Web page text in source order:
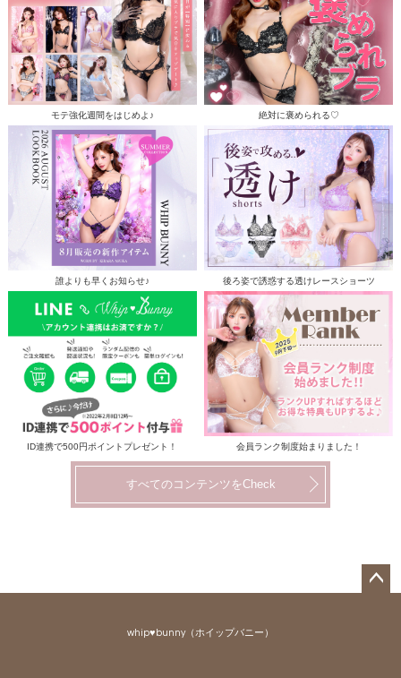
モテ強化週間をはじめよ♪ 絶対に褒められる♡
誰よりも早くお知らせ♪ 後ろ姿で誘惑する透けレースショーツ
ID連携で500円ポイントプレゼント！ 会員ランク制度始まりました！
すべてのコンテンツをCheck
whip♥bunny（ホイップバニー）